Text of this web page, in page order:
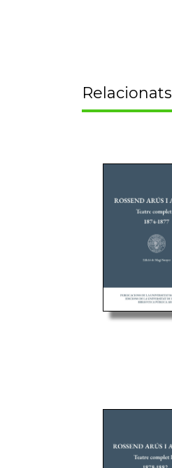
Relacionats